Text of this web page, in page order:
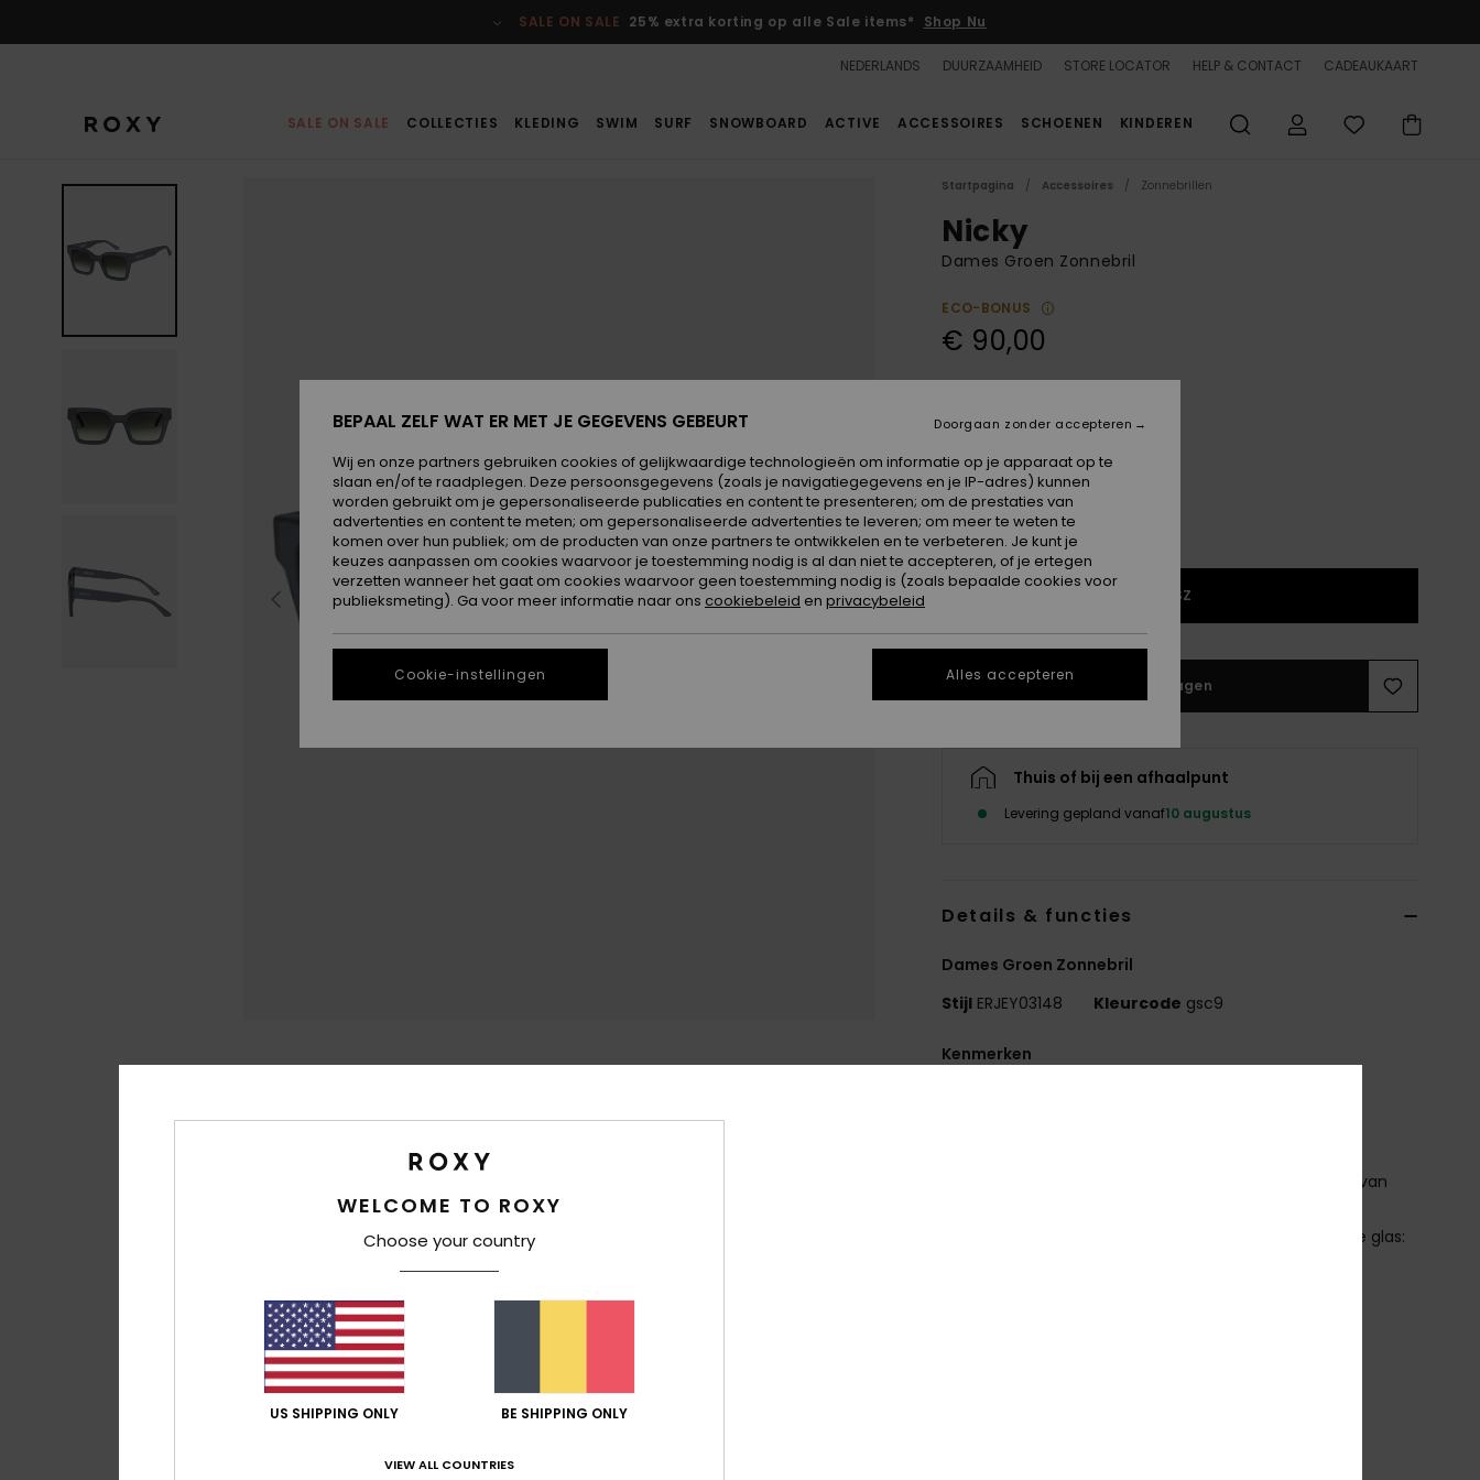
SALE ON SALE 25% extra korting op alle Sale items* Shop Nu
NEDERLANDS DUURZAAMHEID STORE LOCATOR HELP & CONTACT CADEAUKAART
SALE ON SALE COLLECTIES KLEDING SWIM SURF SNOWBOARD ACTIVE ACCESSOIRES SCHOENEN KINDEREN
Startpagina Accessoires Zonnebrillen
Nicky
Dames Groen Zonnebril
ECO-BONUS
€ 90,00
1SZ
In winkelwagen
Thuis of bij een afhaalpunt
Levering gepland vanaf10 augustus
Details & functies
Dames Groen Zonnebril
Stijl ERJEY03148 Kleurcode gsc9
Kenmerken
Vervormingsvrije, splinterbestendige glazen van
48 mm/Brug: 21 mm/Poten: 140 mm/Hoogte glas:
WELCOME TO ROXY
Choose your country
US SHIPPING ONLY BE SHIPPING ONLY
VIEW ALL COUNTRIES
BEPAAL ZELF WAT ER MET JE GEGEVENS GEBEURT
Wij en onze partners gebruiken cookies of gelijkwaardige technologieën om informatie op je apparaat op te
slaan en/of te raadplegen. Deze persoonsgegevens (zoals je navigatiegegevens en je IP-adres) kunnen
worden gebruikt om je gepersonaliseerde publicaties en content te presenteren; om de prestaties van
advertenties en content te meten; om gepersonaliseerde advertenties te leveren; om meer te weten te
komen over hun publiek; om de producten van onze partners te ontwikkelen en te verbeteren. Je kunt je
keuzes aanpassen om cookies waarvoor je toestemming nodig is al dan niet te accepteren, of je ertegen
verzetten wanneer het gaat om cookies waarvoor geen toestemming nodig is (zoals bepaalde cookies voor
publieksmeting). Ga voor meer informatie naar ons cookiebeleid en privacybeleid
Cookie-instellingen
Doorgaan zonder accepteren
Alles accepteren